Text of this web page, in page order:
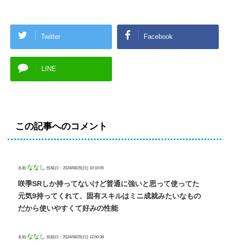
Twitter Facebook
LINE
この記事へのコメント
名前:ななし 投稿日：2024/08/25(日) 10:10:05
咲季SRしか持ってないけど普通に強いと思って使ってた
元気9持ってくれて、固有スキルはミニ成就みたいなもの
だから使いやすくて好みの性能
名前:ななし 投稿日：2024/08/25(日) 12:50:38